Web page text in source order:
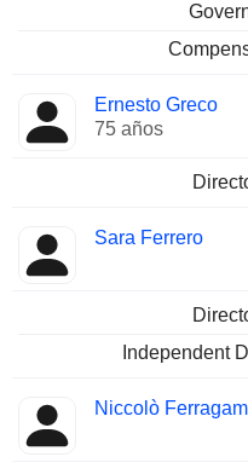
Ernesto Greco
75 años
Sara Ferrero
Independent
Niccolò